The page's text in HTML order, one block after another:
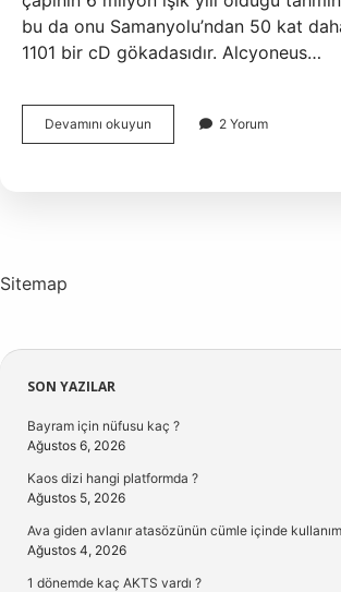
bu da onu Samanyolu’ndan 50 kat
1101 bir cD gökadasıdır. Alcyoneus…
Devamını okuyun
En
2 Yorum
Sitemap
Sidebar
SON YAZILAR
Bayram için nüfusu kaç ?
Ağustos 6, 2026
Kaos dizi hangi platformda ?
Ağustos 5, 2026
Ava giden avlanır atasözünün cümle içinde
Ağustos 4, 2026
1 dönemde kaç AKTS vardı ?